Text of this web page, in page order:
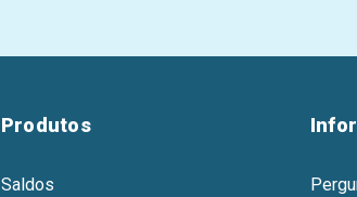
Produtos
Saldos